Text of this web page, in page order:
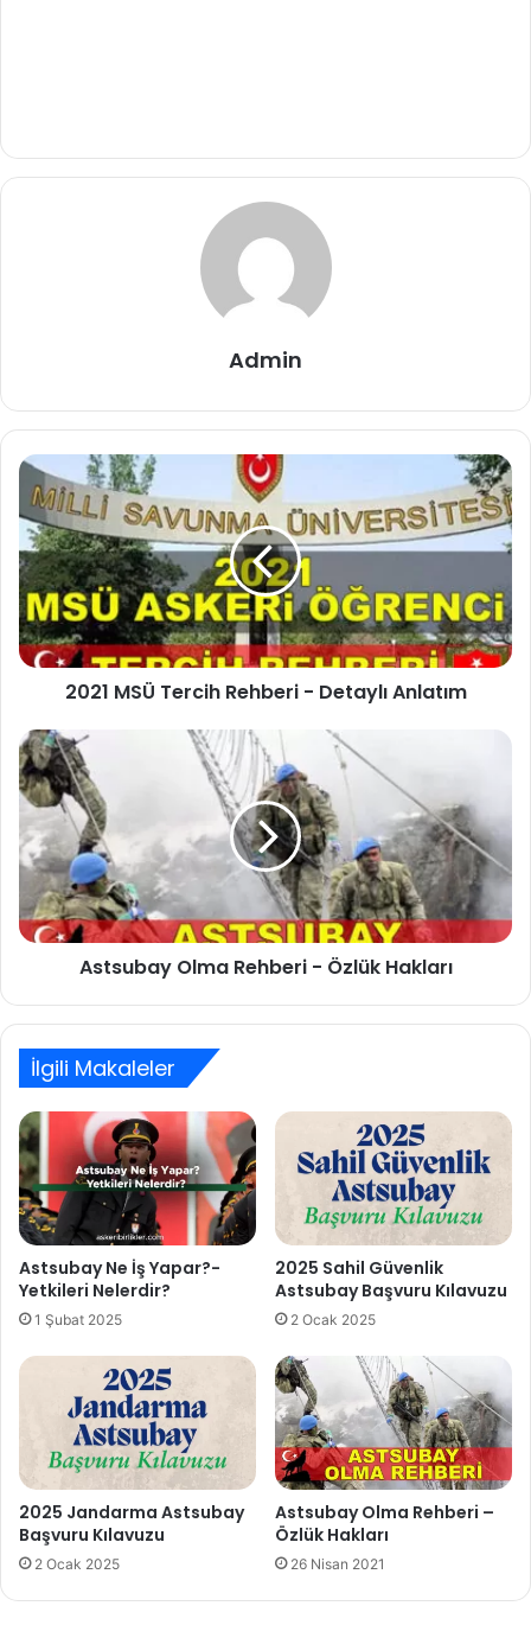
Admin
2021
MSÜ
Tercih
Rehberi
-
Detaylı
Anlatım
2021 MSÜ Tercih Rehberi - Detaylı Anlatım
Astsubay
Olma
Rehberi
Özlük
Hakları
Astsubay Olma Rehberi - Özlük Hakları
İlgili Makaleler
Astsubay Ne İş Yapar?-
Yetkileri Nelerdir?
1 Şubat 2025
2025 Sahil Güvenlik
Astsubay Başvuru Kılavuzu
2 Ocak 2025
2025 Jandarma Astsubay
Başvuru Kılavuzu
2 Ocak 2025
Astsubay Olma Rehberi –
Özlük Hakları
26 Nisan 2021